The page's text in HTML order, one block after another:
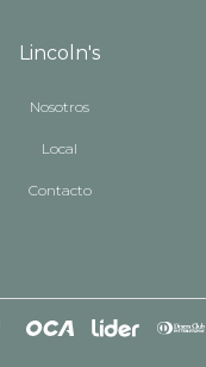
Lincoln's
Nosotros
Local
Contacto